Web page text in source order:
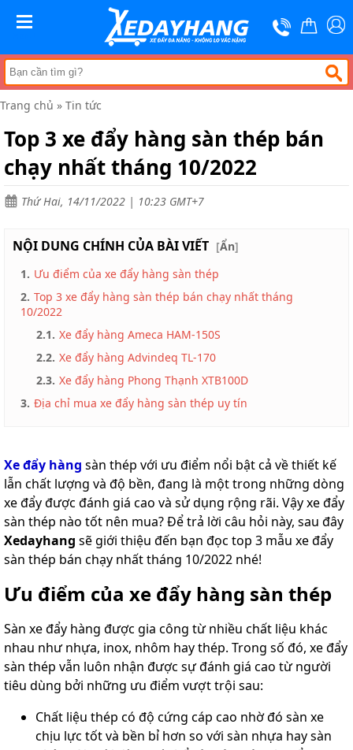
Trang
chủ
Xe
đẩy
hàng
Xe
tay
Bánh
xe
đẩy
tức
Liên
Trang chủ » Tin tức
Top 3 xe đẩy hàng sàn thép bán
chạy nhất tháng 10/2022
Thứ Hai, 14/11/2022 | 10:23 GMT+7
NỘI DUNG CHÍNH CỦA BÀI VIẾT [Ẩn]
1. Ưu điểm của xe đẩy hàng sàn thép
2. Top 3 xe đẩy hàng sàn thép bán chạy nhất tháng
10/2022
2.1. Xe đẩy hàng Ameca HAM-150S
2.2. Xe đẩy hàng Advindeq TL-170
2.3. Xe đẩy hàng Phong Thạnh XTB100D
3. Địa chỉ mua xe đẩy hàng sàn thép uy tín
Xe đẩy hàng sàn thép với ưu điểm nổi bật cả về thiết kế
lẫn chất lượng và độ bền, đang là một trong những dòng
xe đẩy được đánh giá cao và sử dụng rộng rãi. Vậy xe đẩy
sàn thép nào tốt nên mua? Để trả lời câu hỏi này, sau đây
Xedayhang sẽ giới thiệu đến bạn đọc top 3 mẫu xe đẩy
sàn thép bán chạy nhất tháng 10/2022 nhé!
Ưu điểm của xe đẩy hàng sàn thép
Sàn xe đẩy hàng được gia công từ nhiều chất liệu khác
nhau như nhựa, inox, nhôm hay thép. Trong số đó, xe đẩy
sàn thép vẫn luôn nhận được sự đánh giá cao từ người
tiêu dùng bởi những ưu điểm vượt trội sau:
Chất liệu thép có độ cứng cáp cao nhờ đó sàn xe
chịu lực tốt và bền bỉ hơn so với sàn nhựa hay sàn